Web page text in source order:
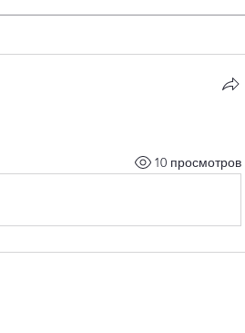
10 просмотров